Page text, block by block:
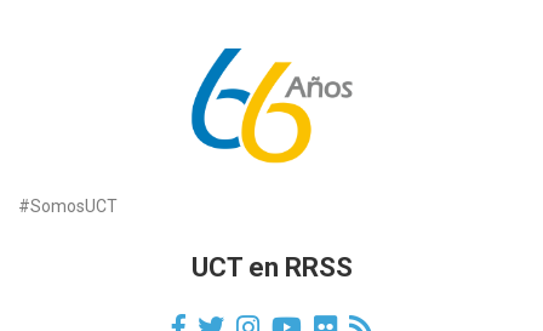
#SomosUCT
UCT en RRSS